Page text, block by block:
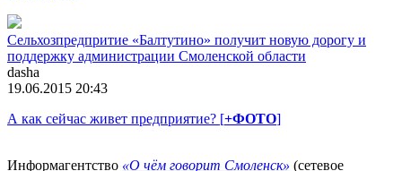
Сельхозпредпритие «Балтутино» получит новую дорогу и
поддержку администрации Смоленской области
dasha
19.06.2015 20:43
А как сейчас живет предприятие? [+ФОТО]
Информагентство «О чём говорит Смоленск» (сетевое